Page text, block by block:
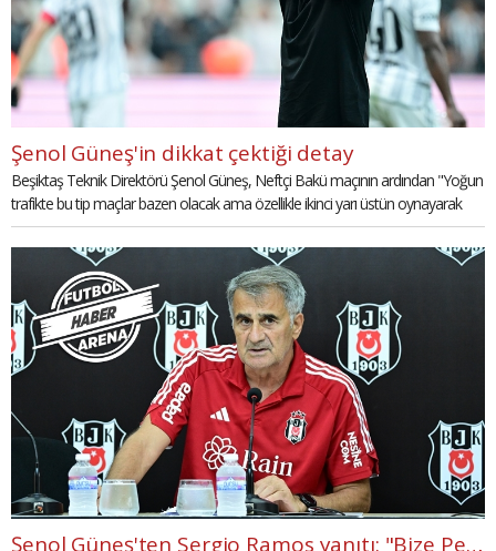
Şenol Güneş'in dikkat çektiği detay
Beşiktaş Teknik Direktörü Şenol Güneş, Neftçi Bakü maçının ardından "Yoğun
trafikte bu tip maçlar bazen olacak ama özellikle ikinci yarı üstün oynayarak
kazandık. Hem takım, hem bireysel performansları yukarı çekerek devam
etmek için çalışacağız." dedi.
Şenol Güneş'ten Sergio Ramos yanıtı: "Bize Pepe de geldi"